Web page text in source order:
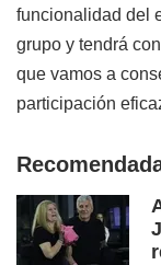
funcionalidad del
grupo y tendrá
que vamos a
participación